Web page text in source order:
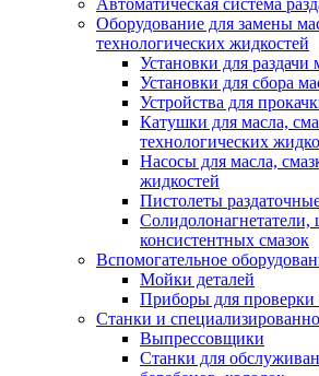
Автоматическая система
Оборудование для замены
технологических жидкостей
Установки для раздачи
Установки для сбора
Устройства для
Катушки для масла,
технологических
Насосы для масла,
жидкостей
Пистолеты
Солидолонагнетатели,
консистентных смазок
Вспомогательное
Мойки деталей
Приборы для проверки
Станки и
Выпрессовщики
Станки для